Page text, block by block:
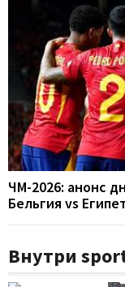
ЧМ-2026: анонс
Бельгия vs
Внутри